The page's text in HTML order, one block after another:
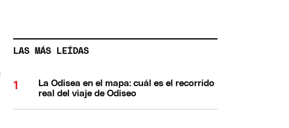
LAS MÁS LEÍDAS
La Odisea en el mapa: cuál es el recorrido
real del viaje de Odiseo